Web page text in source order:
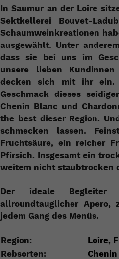
In Saumur an der Loire
Sektkellerei Bouvet-
Schaumweinkreationen
ausgewählt. Unter
dass sie bei uns im
unsere lieben
decken sich mit ihr ein.
Geschmack dieses
Chenin Blanc und
the best dieser Region.
schmecken lassen.
Fruchtsäure, ein reicher
Pfirsich. Insgesamt ein
weitem nicht staubtrocken
Der ideale Begleiter
allroundtauglicher
jedem Gang des Menüs.
Region:
Loire,
Rebsorten: